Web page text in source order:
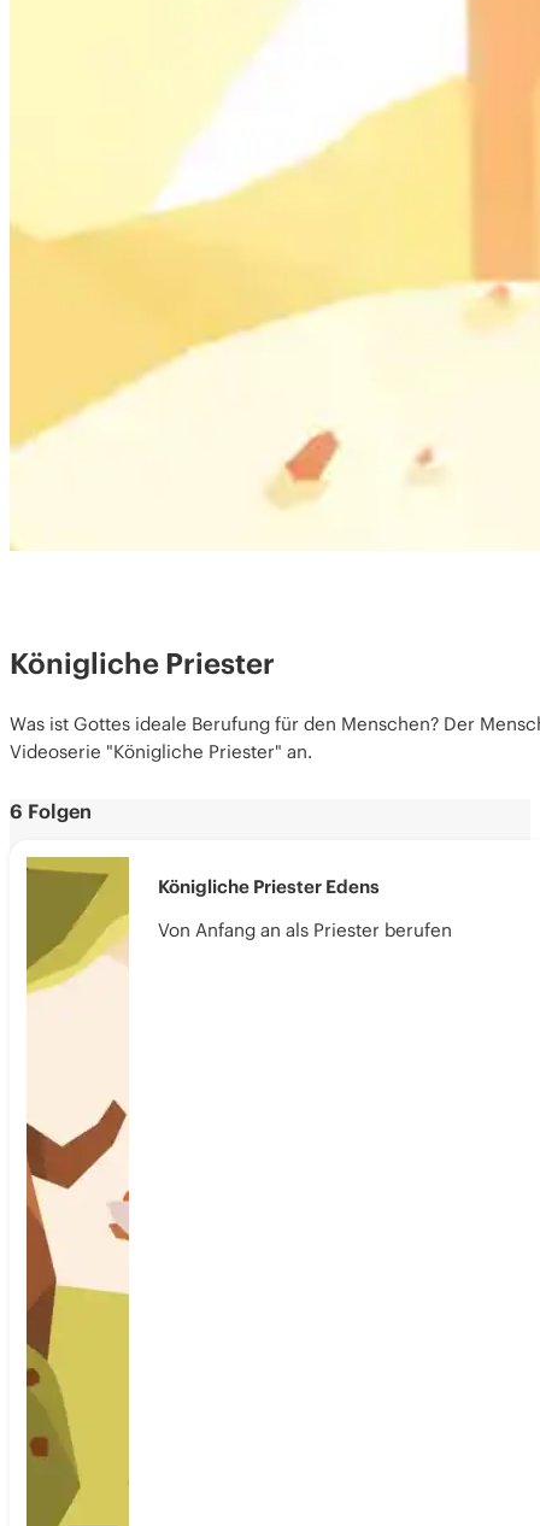
Königliche Priester
Was ist Gottes ideale Berufung für den Menschen? Der
Videoserie "Königliche Priester" an.
6 Folgen
Königliche Priester Edens
Von Anfang an als Priester berufen